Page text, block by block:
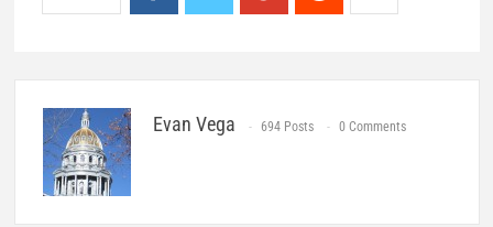
Evan Vega 694 Posts 0 Comments